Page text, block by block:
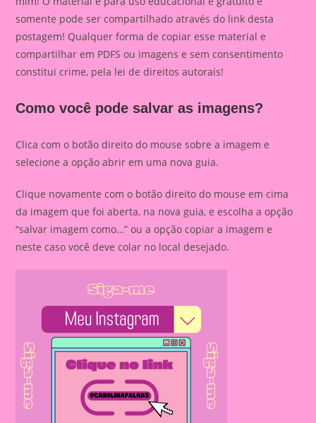
somente pode ser compartilhado através do link desta
postagem! Qualquer forma de copiar esse material e
compartilhar em PDFS ou imagens e sem consentimento
constitui crime, pela lei de direitos autorais!
Como você pode salvar as imagens?
Clica com o botão direito do mouse sobre a imagem e
selecione a opção abrir em uma nova guia.
Clique novamente com o botão direito do mouse em cima
da imagem que foi aberta, na nova guia, e escolha a opção
“salvar imagem como…” ou a opção copiar a imagem e
neste caso você deve colar no local desejado.